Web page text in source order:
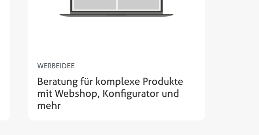
WERBEIDEE
Beratung für komplexe Produkte
mit Webshop, Konfigurator und
mehr